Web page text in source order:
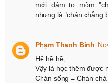
mới dám to mồm
nhưng là "chán chẳng
Phạm Thanh Binh
Hề hề hề,
Vậy là học thêm được
Chán sống = Chán